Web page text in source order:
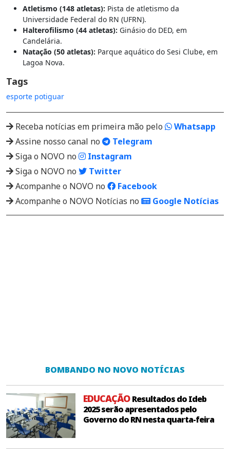
Atletismo (148 atletas): Pista de atletismo da
Universidade Federal do RN (UFRN).
Halterofilismo (44 atletas): Ginásio do DED, em
Candelária.
Natação (50 atletas): Parque aquático do Sesi Clube, em
Lagoa Nova.
Tags
esporte potiguar
Receba notícias em primeira mão pelo
Whatsapp
Assine nosso canal no
Telegram
Siga o NOVO no
Instagram
Siga o NOVO no
Twitter
Acompanhe o NOVO no
Facebook
Acompanhe o NOVO Notícias no
Google Notícias
BOMBANDO NO NOVO NOTÍCIAS
EDUCAÇÃOResultados do Ideb
2025 serão apresentados pelo
Governo do RN nesta quarta-feira